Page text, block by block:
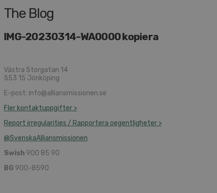
The Blog
IMG-20230314-WA0000 kopiera
Västra Storgatan 14
553 15 Jönköping
E-post: info@alliansmissionen.se
Fler kontaktuppgifter >
Report irregularities / Rapportera oegentligheter >
@SvenskaAlliansmissionen
Swish 900 85 90
BG 900-8590